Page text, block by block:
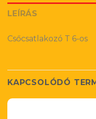
LEÍRÁS
Csőcsatlakozó T 6-os
KAPCSOLÓDÓ